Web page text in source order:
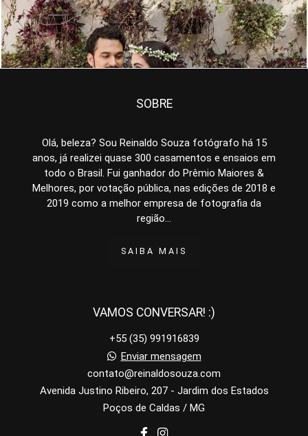
SOBRE
Olá, beleza? Sou Reinaldo Souza fotógrafo há 15
anos, já realizei quase 300 casamentos e ensaios em
todo o Brasil. Fui ganhador do Prêmio Maiores &
Melhores, por votação pública, nas edições de 2018 e
2019 como a melhor empresa de fotografia da
região...
SAIBA MAIS
VAMOS CONVERSAR! :)
+55 (35) 991916839
Enviar mensagem
contato@reinaldosouza.com
Avenida Justino Ribeiro, 207 - Jardim dos Estados
Poços de Caldas / MG